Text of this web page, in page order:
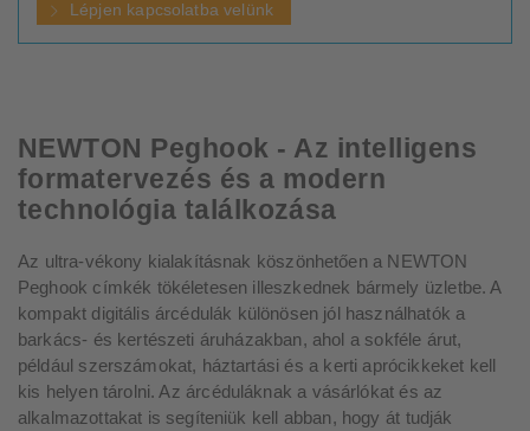
Lépjen kapcsolatba velünk
NEWTON Peghook - Az intelligens
formatervezés és a modern
technológia találkozása
Az ultra-vékony kialakításnak köszönhetően a NEWTON
Peghook címkék tökéletesen illeszkednek bármely üzletbe. A
kompakt digitális árcédulák különösen jól használhatók a
barkács- és kertészeti áruházakban, ahol a sokféle árut,
például szerszámokat, háztartási és a kerti aprócikkeket kell
kis helyen tárolni. Az árcéduláknak a vásárlókat és az
alkalmazottakat is segíteniük kell abban, hogy át tudják